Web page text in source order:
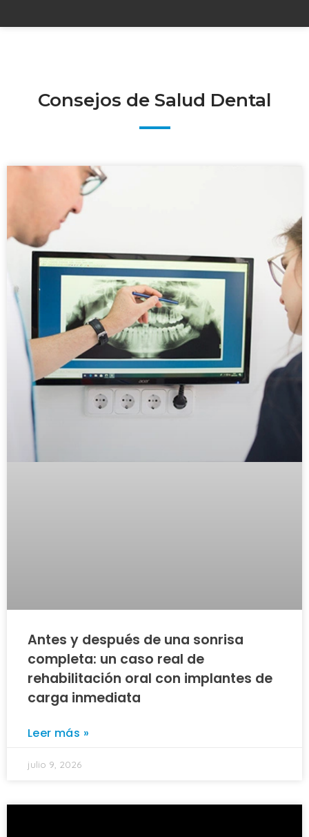
Consejos de Salud Dental
Antes y después de una sonrisa
completa: un caso real de
rehabilitación oral con implantes de
carga inmediata
Leer más »
julio 9, 2026